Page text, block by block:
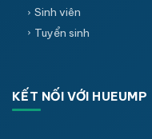
Sinh viên
Tuyển sinh
KẾT NỐI VỚI HUEUMP